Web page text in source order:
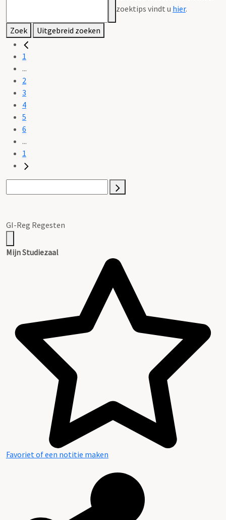
zoektips vindt u hier.
Zoek Uitgebreid zoeken
1
...
2
3
4
5
6
...
1
GI-Reg Regesten
Mijn Studiezaal
Favoriet of een notitie maken